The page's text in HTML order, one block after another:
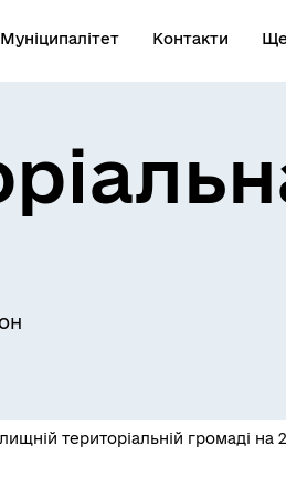
Муніципалітет Контакти Ще
територіальній громаді на